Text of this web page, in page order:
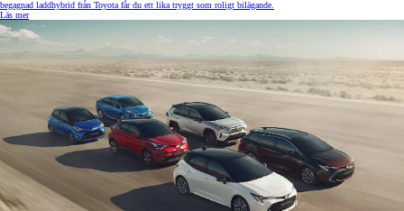
begagnad laddhybrid från Toyota får du ett lika tryggt som roligt bilägande.
Läs mer